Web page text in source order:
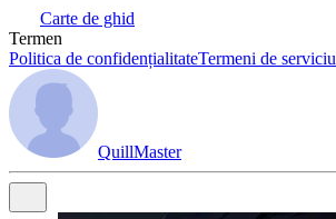
Carte de ghid
Termen
Politica de confidențialitateTermeni de serviciu
QuillMaster